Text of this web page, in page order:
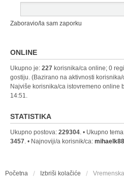
Zaboravio/la sam zaporku
ONLINE
Ukupno je: 227 korisnika/ca online; 0
gostiju. (Bazirano na aktivnosti
Najviše korisnika/ca istovremeno online
14:51.
STATISTIKA
Ukupno postova: 229304. • Ukupno
3457. • Najnoviji/a korisnik/ca: mihaelk88
Početna Izbriši kolačiće